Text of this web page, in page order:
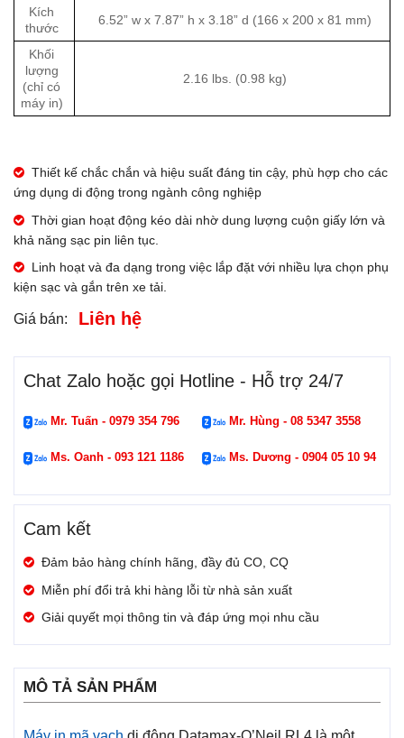
Kích
thước
6.52” w x 7.87” h x 3.18” d (166 x 200 x 81 mm)
Khối
lượng
(chỉ có
máy in)
2.16 lbs. (0.98 kg)
Thiết kế chắc chắn và hiệu suất đáng tin cậy, phù hợp cho các
ứng dụng di động trong ngành công nghiệp
Thời gian hoạt động kéo dài nhờ dung lượng cuộn giấy lớn và
khả năng sạc pin liên tục.
Linh hoạt và đa dạng trong việc lắp đặt với nhiều lựa chọn phụ
kiện sạc và gắn trên xe tải.
Giá bán: Liên hệ
Chat Zalo hoặc gọi Hotline - Hỗ trợ 24/7
Mr. Tuấn - 0979 354 796 Mr. Hùng - 08 5347 3558
Ms. Oanh - 093 121 1186 Ms. Dương - 0904 05 10 94
Cam kết
Đảm bảo hàng chính hãng, đầy đủ CO, CQ
Miễn phí đổi trả khi hàng lỗi từ nhà sản xuất
Giải quyết mọi thông tin và đáp ứng mọi nhu cầu
MÔ TẢ SẢN PHẨM